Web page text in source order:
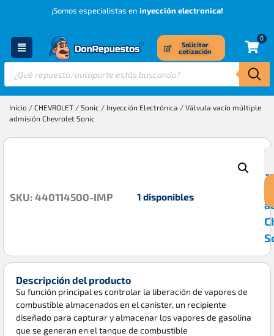
¡Somos especialistas en inyección electronica!
Solicitar
cotización
0
Inicio / CHEVROLET / Sonic / Inyección Electrónica / Válvula vacío múltiple
admisión Chevrolet Sonic
SKU: 440114500-IMP 1 disponibles
Descripción del producto
Su función principal es controlar la liberación de vapores de
combustible almacenados en el canister, un recipiente
diseñado para capturar y almacenar los vapores de gasolina
que se generan en el tanque de combustible